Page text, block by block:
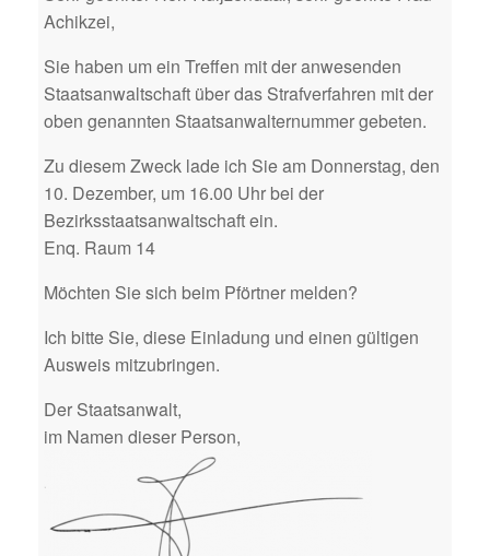
Achikzei,
Sie haben um ein Treffen mit der anwesenden
Staatsanwaltschaft über das Strafverfahren mit der
oben genannten Staatsanwalternummer gebeten.
Zu diesem Zweck lade ich Sie am Donnerstag, den
10. Dezember, um 16.00 Uhr bei der
Bezirksstaatsanwaltschaft ein.
Enq. Raum 14
Möchten Sie sich beim Pförtner melden?
Ich bitte Sie, diese Einladung und einen gültigen
Ausweis mitzubringen.
Der Staatsanwalt,
im Namen dieser Person,